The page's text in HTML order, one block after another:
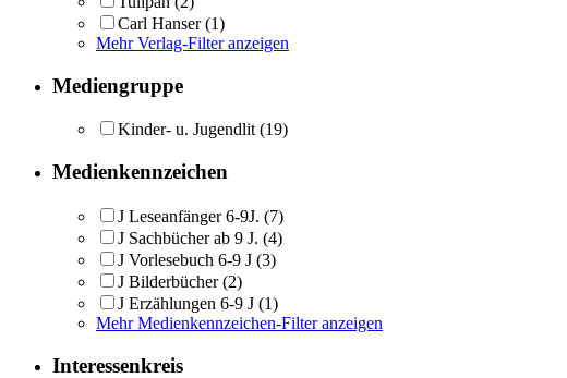
Carl Hanser (1)
Mehr Verlag-Filter anzeigen
Mediengruppe
Kinder- u. Jugendlit (19)
Medienkennzeichen
J Leseanfänger 6-9J. (7)
J Sachbücher ab 9 J. (4)
J Vorlesebuch 6-9 J (3)
J Bilderbücher (2)
J Erzählungen 6-9 J (1)
Mehr Medienkennzeichen-Filter anzeigen
Interessenkreis